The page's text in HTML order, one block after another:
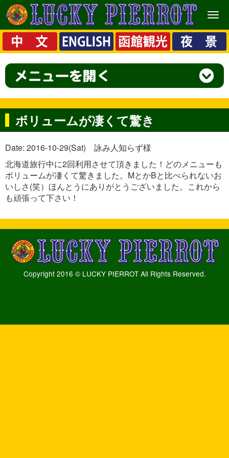
メ
ニ
ュ
ー
ボリュームが凄くて驚き
Date: 2016-10-29(Sat) 詠み人知らず様
北海道旅行中に2回利用させて頂きました！どのメニューも
ボリュームが凄くて驚きました。MとかBと比べられないお
いしさ(笑）ほんとうにありがとうございました。これから
も頑張って下さい！
Copyright 2016 © LUCKY PIERROT All Rights Reserved.